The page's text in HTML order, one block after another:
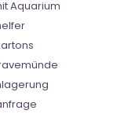
Aquarium